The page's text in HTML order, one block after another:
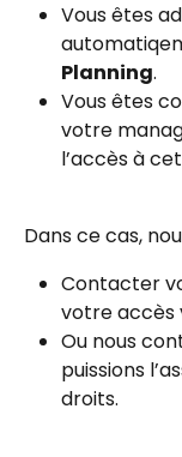
Vous êtes
Planning.
Vous êtes
votre
l’accès à
Dans ce cas,
Contacter
votre accès
Ou nous
puissions
droits.